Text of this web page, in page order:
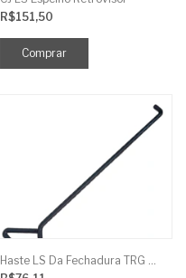
R$151,50